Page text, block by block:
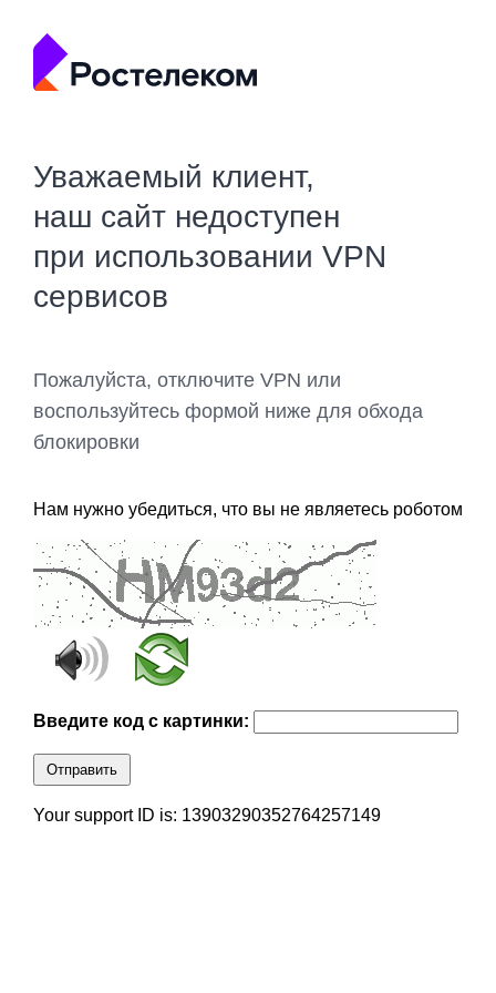
Уважаемый клиент,
наш сайт недоступен
при использовании VPN
сервисов
Пожалуйста, отключите VPN или
воспользуйтесь формой ниже для обхода
блокировки
Нам нужно убедиться, что вы не являетесь роботом
Введите код с картинки:
Отправить
Your support ID is: 13903290352764257149